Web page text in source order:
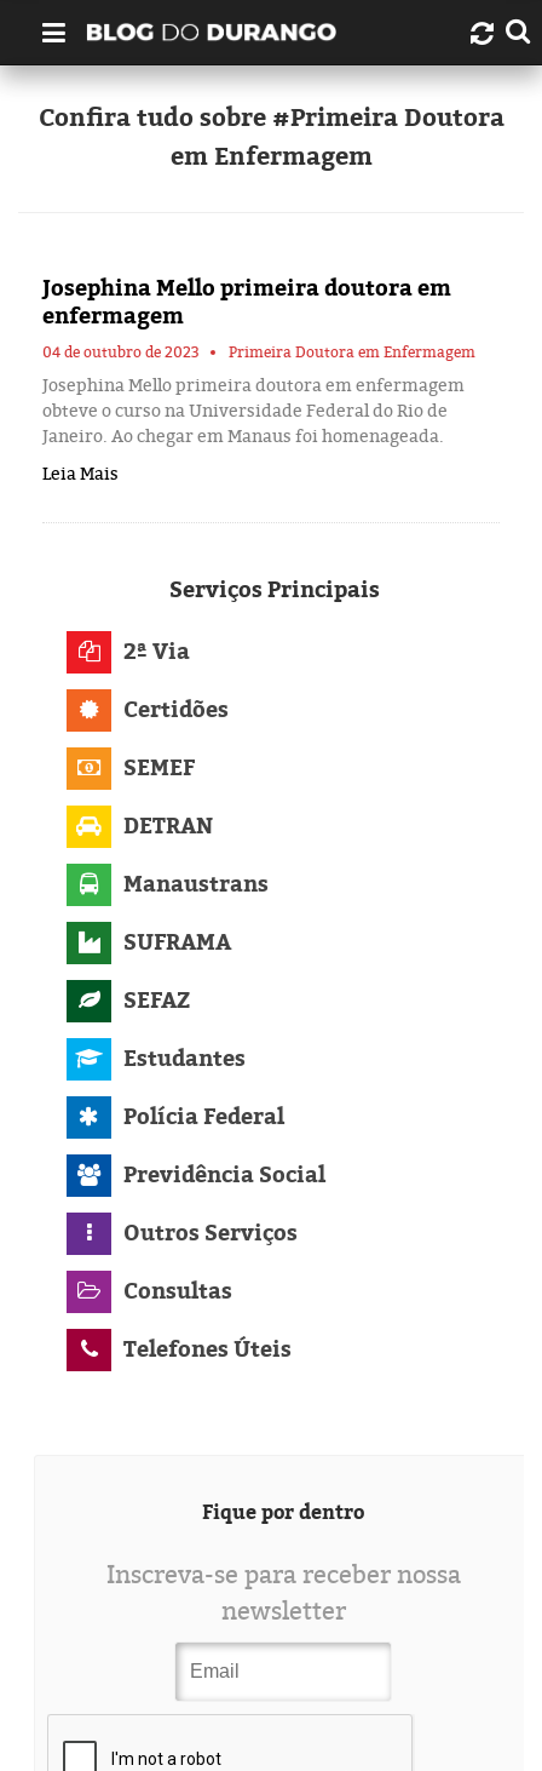
Quem é Durango Duarte?
Links úteis
Artigos
Amazonas
Manaus
Pesquisas
Confira tudo sobre #Primeira Doutora
em Enfermagem
Josephina Mello primeira doutora em
enfermagem
04 de outubro de 2023 Primeira Doutora em Enfermagem
Josephina Mello primeira doutora em enfermagem
obteve o curso na Universidade Federal do Rio de
Janeiro. Ao chegar em Manaus foi homenageada.
Leia Mais
ServiçosPrincipais
2ª Via
Certidões
SEMEF
DETRAN
Manaustrans
SUFRAMA
SEFAZ
Estudantes
Polícia Federal
Previdência Social
Outros Serviços
Consultas
Telefones Úteis
Fique por dentro
Inscreva-se para receber nossa
newsletter